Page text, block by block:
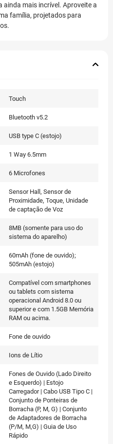
ainda mais incrível. Aproveite a
família, projetados para
Touch
Bluetooth v5.2
USB type C (estojo)
1 Way 6.5mm
6 Microfones
Sensor Hall, Sensor de
Proximidade, Toque, Unidade
de captação de Voz
8MB (somente para uso do
sistema do aparelho)
60mAh (fone de ouvido);
505mAh (estojo)
Compatível com smartphones
ou tablets com sistema
operacional Android 8.0 ou
superior e com 1.5GB Memória
RAM ou acima.
Fone de ouvido
Ions de Lítio
Fones de Ouvido (Lado Direito
e Esquerdo) | Estojo
Carregador | Cabo USB Tipo C |
Conjunto de Ponteiras de
Borracha (P, M, G) | Conjunto
de Adaptadores de Borracha
(P/M, M,G) | Guia de Uso
Rápido